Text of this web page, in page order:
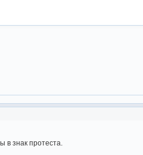
знак протеста.